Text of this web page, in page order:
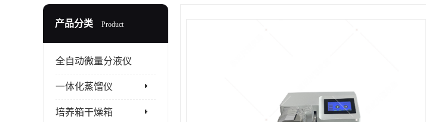
产品分类 Product
全自动微量分液仪
一体化蒸馏仪
培养箱干燥箱